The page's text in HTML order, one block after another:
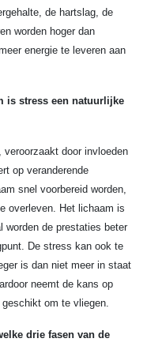
de hartslag, de
worden hoger dan
energie te leveren aan
is stress een natuurlijke
door invloeden
op veranderende
snel voorbereid worden,
overleven. Het lichaam is
worden de prestaties beter
De stress kan ook te
is dan niet meer in staat
neemt de kans op
om te vliegen.
drie fasen van de